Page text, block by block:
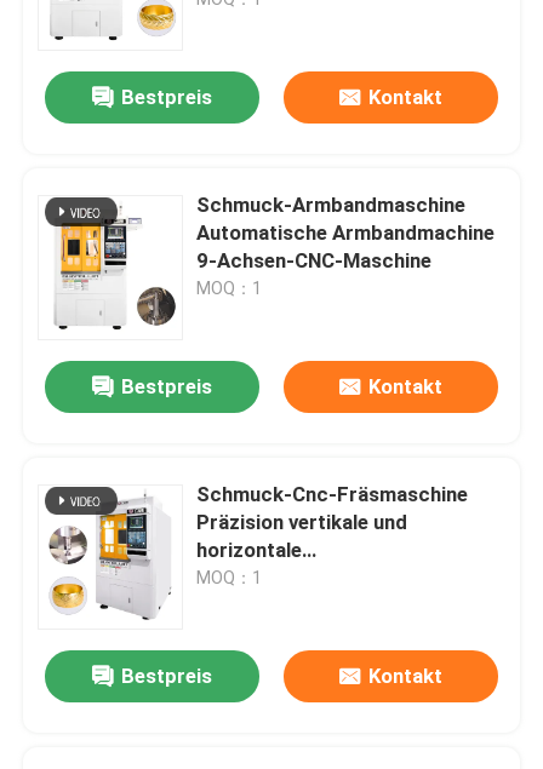
CNC-Fräsmaschine für Zahnlabor
Industrielle CNC-Maschine
Bestpreis Kontakt
Schmuck-Armbandmaschine
Automatische Armbandmachine
9-Achsen-CNC-Maschine
MOQ：1
Bestpreis Kontakt
Schmuck-Cnc-Fräsmaschine
Präzision vertikale und
horizontale
Neunachsenmaschine
MOQ：1
Bestpreis Kontakt